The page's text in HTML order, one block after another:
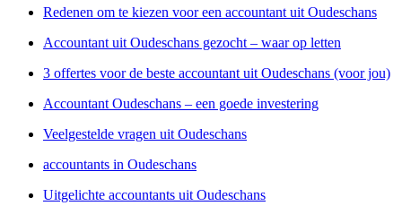
Redenen om te kiezen voor een accountant uit Oudeschans
Accountant uit Oudeschans gezocht – waar op letten
3 offertes voor de beste accountant uit Oudeschans (voor jou)
Accountant Oudeschans – een goede investering
Veelgestelde vragen uit Oudeschans
accountants in Oudeschans
Uitgelichte accountants uit Oudeschans